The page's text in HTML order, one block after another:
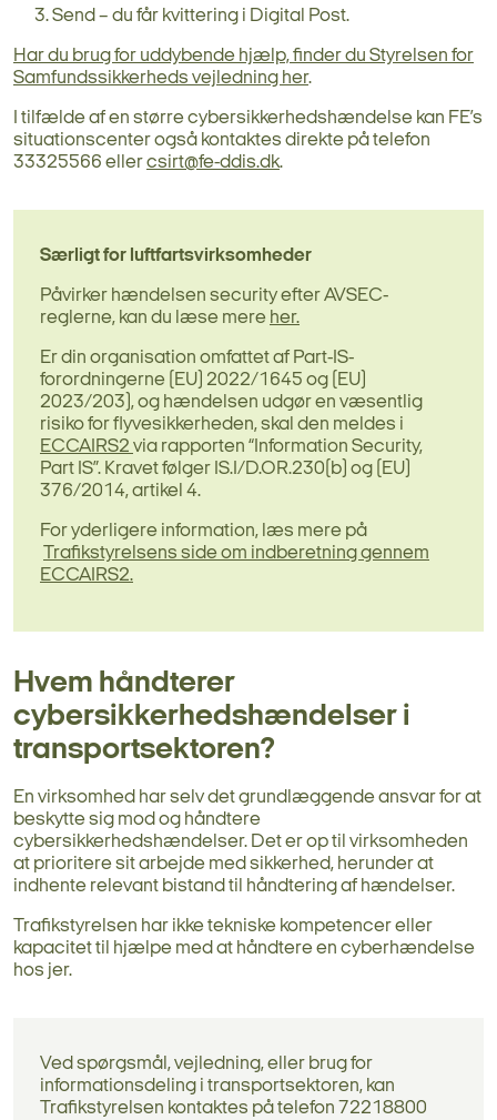
Send – du får kvittering i Digital Post.
Har du brug for uddybende hjælp, finder du Styrelsen for
Samfundssikkerheds vejledning her.
I tilfælde af en større cybersikkerhedshændelse kan FE’s
situationscenter også kontaktes direkte på telefon
33325566 ellercsirt@fe-ddis.dk.
Særligt for luftfartsvirksomheder
Påvirker hændelsen security efter AVSEC-
reglerne, kan du læse mere her.
Er din organisation omfattet af Part-IS-
forordningerne (EU) 2022/1645 og (EU)
2023/203), og hændelsen udgør en væsentlig
risiko for flyvesikkerheden, skal den meldes i
ECCAIRS2 via rapporten “Information Security,
Part IS”. Kravet følger IS.I/D.OR.230(b) og (EU)
376/2014, artikel 4.
For yderligere information, læs mere på
Trafikstyrelsens side om indberetning gennem
ECCAIRS2.
Hvem håndterer
cybersikkerhedshændelser i
transportsektoren?
En virksomhed har selv det grundlæggende ansvar for at
beskytte sig mod og håndtere
cybersikkerhedshændelser. Det er op til virksomheden
at prioritere sit arbejde med sikkerhed, herunder at
indhente relevant bistand til håndtering af hændelser.
Trafikstyrelsen har ikke tekniske kompetencer eller
kapacitet til hjælpe med at håndtere en cyberhændelse
hos jer.
Ved spørgsmål, vejledning, eller brug for
informationsdeling i transportsektoren, kan
Trafikstyrelsen kontaktes på telefon 72218800